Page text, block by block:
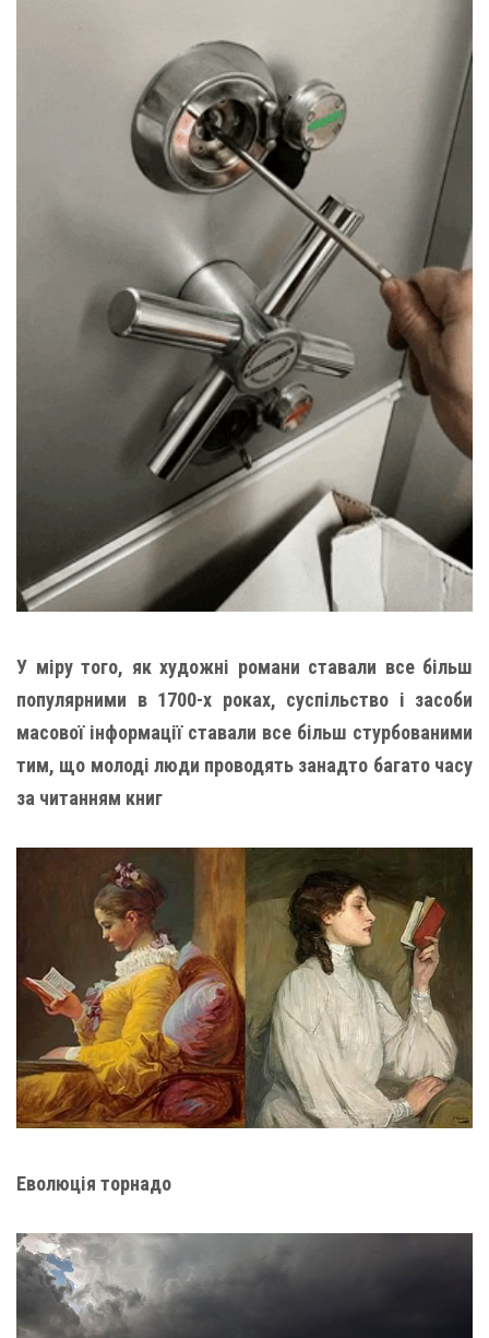
У міру того, як художні романи ставали все більш
популярними в 1700-х роках, суспільство і засоби
масової інформації ставали все більш стурбованими
тим, що молоді люди проводять занадто багато часу
за читанням книг
Еволюція торнадо